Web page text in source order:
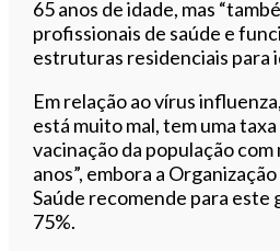
65 anos de idade, mas
profissionais de saúde e
estruturas residenciais para
Em relação ao vírus
está muito mal, tem uma
vacinação da população com
anos”, embora a
Saúde recomende para este
75%.